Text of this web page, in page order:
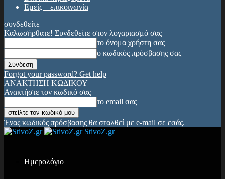
Εμείς – επικοινωνία
συνδεθείτε
Καλωσήρθατε! Συνδεθείτε στον λογαριασμό σας
το όνομα χρήστη σας
ο κωδικός πρόσβασης σας
Forgot your password? Get help
ΑΝΑΚΤΗΣΗ ΚΩΔΙΚΟΥ
Ανακτήστε τον κωδικό σας
το email σας
Ένας κωδικός πρόσβασης θα σταλθεί με e-mail σε εσάς.
StivoZ.gr
Ημερολόγιο